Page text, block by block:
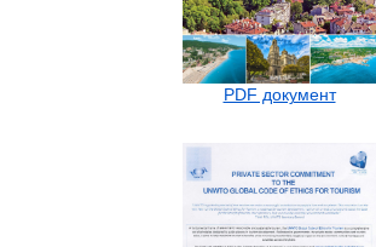
PDF документ